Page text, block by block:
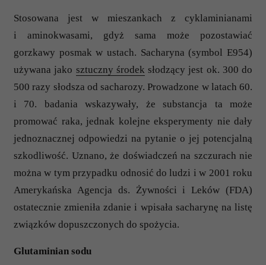
Stosowana jest w mieszankach z cyklaminianami
i aminokwasami, gdyż sama może pozostawiać
gorzkawy posmak w ustach. Sacharyna (symbol E954)
używana jako sztuczny środek słodzący jest ok. 300 do
500 razy słodsza od sacharozy. Prowadzone w latach 60.
i 70. badania wskazywały, że substancja ta może
promować raka, jednak kolejne eksperymenty nie dały
jednoznacznej odpowiedzi na pytanie o jej potencjalną
szkodliwość. Uznano, że doświadczeń na szczurach nie
można w tym przypadku odnosić do ludzi i w 2001 roku
Amerykańska Agencja ds. Żywności i Leków (FDA)
ostatecznie zmieniła zdanie i wpisała sacharynę na listę
związków dopuszczonych do spożycia.
Glutaminian sodu